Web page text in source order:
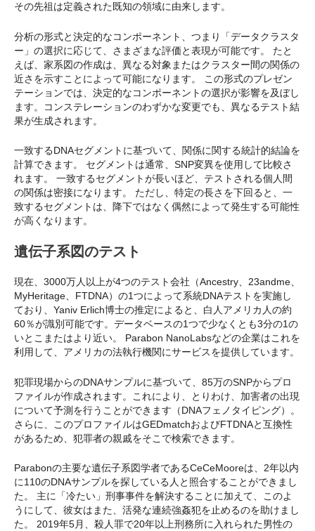
その先祖は定義された既知の領域に由来します。
分析の形式と決定的なコンポーネント、つまり「データクラスタ
ー」の選択に応じて、さまざまな評価と表現が可能です。 たと
えば、家系図の作成は、異なる対象またはクラスター間の関係の
近さを示すことによって可能になります。 この形式のプレゼン
テーションでは、決定的なコンポーネントの選択が影響を及ぼし
ます。コンステレーションのわずかな変更でも、異なるテスト結
果が生成されます。
一致するDNAセグメントに基づいて、関係に関する統計的結論を
計算できます。 セグメントは通常、SNP変異を使用して比較さ
れます。 一致するセグメントが長いほど、テストされる個人間
の関係は密接になります。 ただし、特定の長さを下回ると、一
致するセグメントは、降下ではなく偶然によって発生する可能性
が高くなります。
遺伝子系図のテスト
現在、3000万人以上が4つのテスト会社（Ancestry、23andme、
MyHeritage、FTDNA）の1つによって系統DNAテストを実施し
ており、Yaniv Erlich博士の推定によると、白人アメリカ人の約
60％が識別可能です。データベースの1つで少なくとも3分の1の
いとこまたはより近い。 Parabon NanoLabsなどの企業はこれを
利用して、アメリカの法執行機関にサービスを提供しています。
犯罪現場からのDNAサンプルに基づいて、85万のSNPからプロ
ファイルが作成されます。これにより、とりわけ、加害者の出現
について予測を行うことができます（DNAフェノタイピング）。
さらに、このプロファイルはGEDmatchおよびFTDNAと互換性
があるため、犯罪者の親戚をそこで検索できます。
Parabonの主要な遺伝子系図学者であるCeCeMooreは、2年以内
に110のDNAサンプルを探している人と照合することができまし
た。 主に「冷たい」刑事事件を解決することに加えて、このよ
うにして、彼女はまた、活発な連続強姦犯を止めるのを助けまし
た。 2019年5月、殺人罪で20年以上刑務所に入れられた男性の